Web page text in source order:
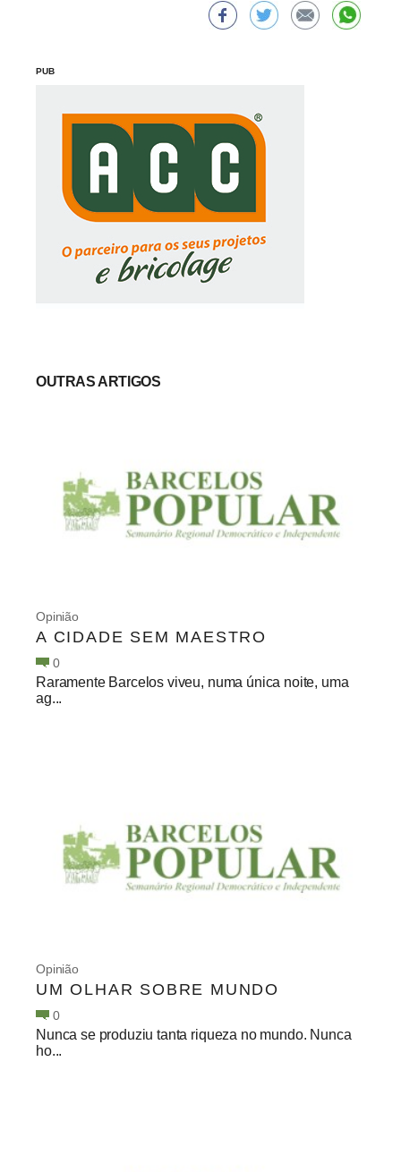
PUB
OUTRAS ARTIGOS
Opinião
A CIDADE SEM MAESTRO
0
Raramente Barcelos viveu, numa única noite, uma
ag...
Opinião
UM OLHAR SOBRE MUNDO
0
Nunca se produziu tanta riqueza no mundo. Nunca
ho...